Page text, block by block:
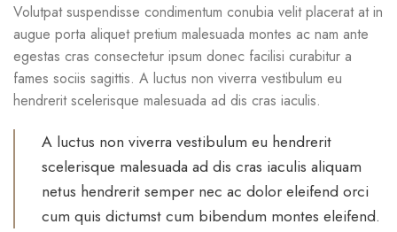
Volutpat suspendisse condimentum conubia velit placerat at in
augue porta aliquet pretium malesuada montes ac nam ante
egestas cras consectetur ipsum donec facilisi curabitur a
fames sociis sagittis. A luctus non viverra vestibulum eu
hendrerit scelerisque malesuada ad dis cras iaculis.
A luctus non viverra vestibulum eu hendrerit
scelerisque malesuada ad dis cras iaculis aliquam
netus hendrerit semper nec ac dolor eleifend orci
cum quis dictumst cum bibendum montes eleifend.